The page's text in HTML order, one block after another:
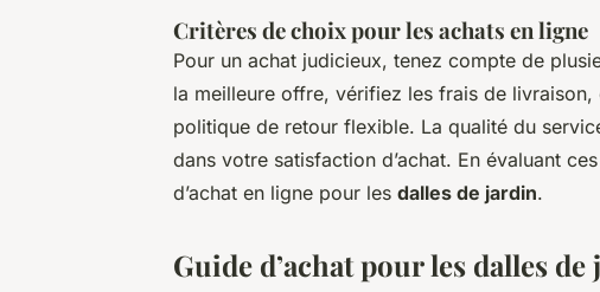
Critères de choix pour les achats en ligne
Pour un achat judicieux, tenez compte de
la meilleure offre, vérifiez les frais de
politique de retour flexible. La qualité du
dans votre satisfaction d’achat. En évaluant
d’achat en ligne pour les dalles de jardin.
Guide d’achat pour les dalles